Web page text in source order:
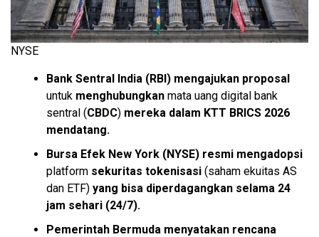
NYSE
Bank Sentral India (RBI) mengajukan proposal
untuk menghubungkan mata uang digital bank
sentral (CBDC) mereka dalam KTT BRICS 2026
mendatang.
Bursa Efek New York (NYSE) resmi mengadopsi
platform sekuritas tokenisasi (saham ekuitas AS
dan ETF) yang bisa diperdagangkan selama 24
jam sehari (24/7).
Pemerintah Bermuda menyatakan rencana